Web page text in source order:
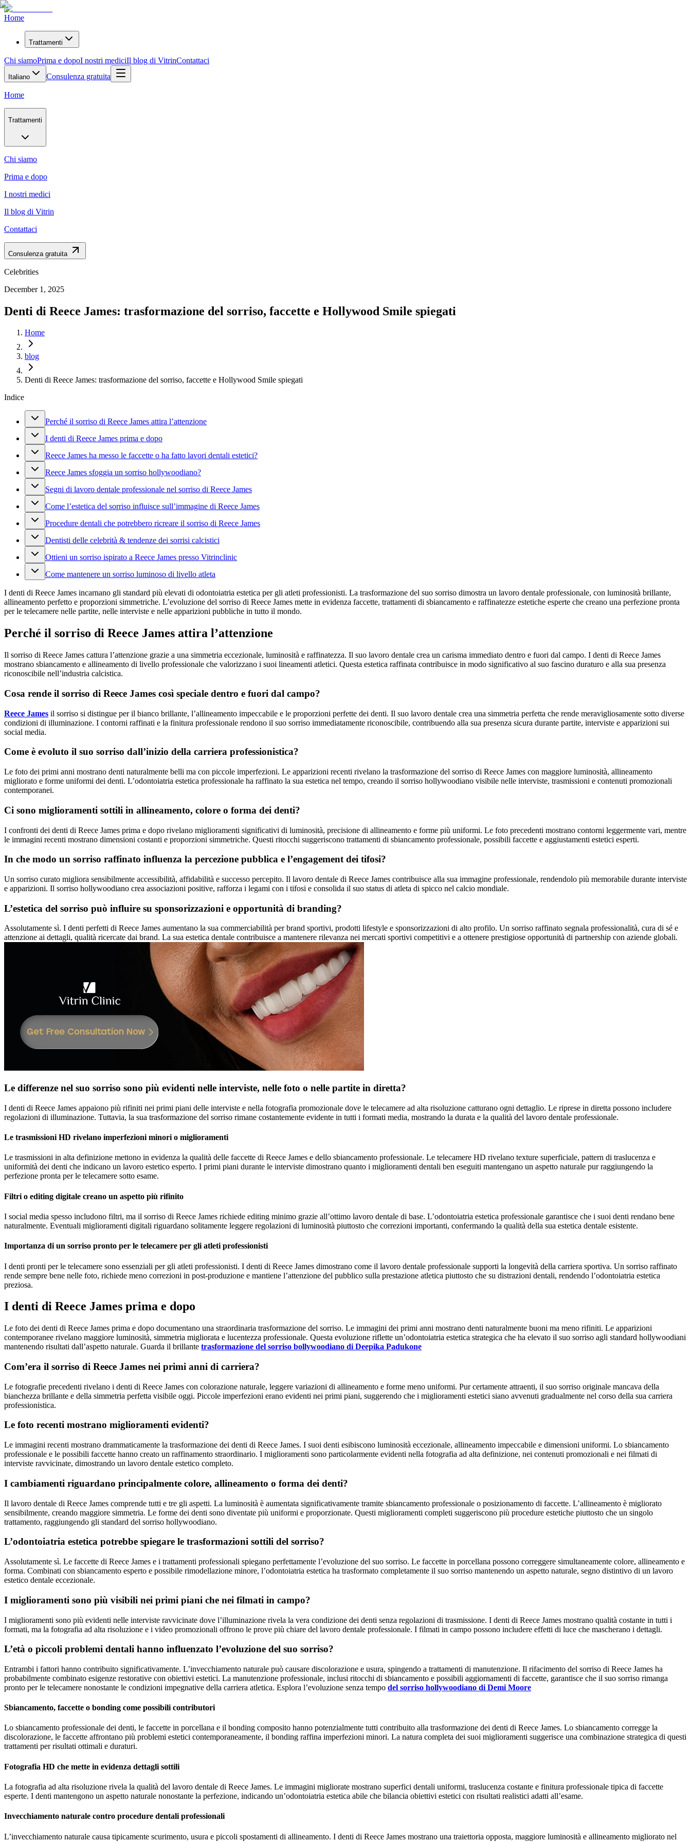
Home
Trattamenti
Chi siamoPrima e dopoI nostri mediciIl blog di VitrinContattaci
Italiano Consulenza gratuita
Home
Trattamenti
Chi siamo
Prima e dopo
I nostri medici
Il blog di Vitrin
Contattaci
Consulenza gratuita
Celebrities
December 1, 2025
Denti di Reece James: trasformazione del sorriso, faccette e Hollywood Smile spiegati
Home
blog
Denti di Reece James: trasformazione del sorriso, faccette e Hollywood Smile spiegati
Indice
Perché il sorriso di Reece James attira l’attenzione
I denti di Reece James prima e dopo
Reece James ha messo le faccette o ha fatto lavori dentali estetici?
Reece James sfoggia un sorriso hollywoodiano?
Segni di lavoro dentale professionale nel sorriso di Reece James
Come l’estetica del sorriso influisce sull’immagine di Reece James
Procedure dentali che potrebbero ricreare il sorriso di Reece James
Dentisti delle celebrità & tendenze dei sorrisi calcistici
Ottieni un sorriso ispirato a Reece James presso Vitrinclinic
Come mantenere un sorriso luminoso di livello atleta
I denti di Reece James incarnano gli standard più elevati di odontoiatria estetica per gli atleti professionisti. La trasformazione del suo sorriso dimostra un lavoro dentale professionale, con luminosità brillante,
allineamento perfetto e proporzioni simmetriche. L’evoluzione del sorriso di Reece James mette in evidenza faccette, trattamenti di sbiancamento e raffinatezze estetiche esperte che creano una perfezione pronta
per le telecamere nelle partite, nelle interviste e nelle apparizioni pubbliche in tutto il mondo.
Perché il sorriso di Reece James attira l’attenzione
Il sorriso di Reece James cattura l’attenzione grazie a una simmetria eccezionale, luminosità e raffinatezza. Il suo lavoro dentale crea un carisma immediato dentro e fuori dal campo. I denti di Reece James
mostrano sbiancamento e allineamento di livello professionale che valorizzano i suoi lineamenti atletici. Questa estetica raffinata contribuisce in modo significativo al suo fascino duraturo e alla sua presenza
riconoscibile nell’industria calcistica.
Cosa rende il sorriso di Reece James così speciale dentro e fuori dal campo?
Reece James il sorriso si distingue per il bianco brillante, l’allineamento impeccabile e le proporzioni perfette dei denti. Il suo lavoro dentale crea una simmetria perfetta che rende meravigliosamente sotto diverse
condizioni di illuminazione. I contorni raffinati e la finitura professionale rendono il suo sorriso immediatamente riconoscibile, contribuendo alla sua presenza sicura durante partite, interviste e apparizioni sui
social media.
Come è evoluto il suo sorriso dall’inizio della carriera professionistica?
Le foto dei primi anni mostrano denti naturalmente belli ma con piccole imperfezioni. Le apparizioni recenti rivelano la trasformazione del sorriso di Reece James con maggiore luminosità, allineamento
migliorato e forme uniformi dei denti. L’odontoiatria estetica professionale ha raffinato la sua estetica nel tempo, creando il sorriso hollywoodiano visibile nelle interviste, trasmissioni e contenuti promozionali
contemporanei.
Ci sono miglioramenti sottili in allineamento, colore o forma dei denti?
I confronti dei denti di Reece James prima e dopo rivelano miglioramenti significativi di luminosità, precisione di allineamento e forme più uniformi. Le foto precedenti mostrano contorni leggermente vari, mentre
le immagini recenti mostrano dimensioni costanti e proporzioni simmetriche. Questi ritocchi suggeriscono trattamenti di sbiancamento professionale, possibili faccette e aggiustamenti estetici esperti.
In che modo un sorriso raffinato influenza la percezione pubblica e l’engagement dei tifosi?
Un sorriso curato migliora sensibilmente accessibilità, affidabilità e successo percepito. Il lavoro dentale di Reece James contribuisce alla sua immagine professionale, rendendolo più memorabile durante interviste
e apparizioni. Il sorriso hollywoodiano crea associazioni positive, rafforza i legami con i tifosi e consolida il suo status di atleta di spicco nel calcio mondiale.
L’estetica del sorriso può influire su sponsorizzazioni e opportunità di branding?
Assolutamente sì. I denti perfetti di Reece James aumentano la sua commerciabilità per brand sportivi, prodotti lifestyle e sponsorizzazioni di alto profilo. Un sorriso raffinato segnala professionalità, cura di sé e
attenzione ai dettagli, qualità ricercate dai brand. La sua estetica dentale contribuisce a mantenere rilevanza nei mercati sportivi competitivi e a ottenere prestigiose opportunità di partnership con aziende globali.
Le differenze nel suo sorriso sono più evidenti nelle interviste, nelle foto o nelle partite in diretta?
I denti di Reece James appaiono più rifiniti nei primi piani delle interviste e nella fotografia promozionale dove le telecamere ad alta risoluzione catturano ogni dettaglio. Le riprese in diretta possono includere
regolazioni di illuminazione. Tuttavia, la sua trasformazione del sorriso rimane costantemente evidente in tutti i formati media, mostrando la durata e la qualità del lavoro dentale professionale.
Le trasmissioni HD rivelano imperfezioni minori o miglioramenti
Le trasmissioni in alta definizione mettono in evidenza la qualità delle faccette di Reece James e dello sbiancamento professionale. Le telecamere HD rivelano texture superficiale, pattern di traslucenza e
uniformità dei denti che indicano un lavoro estetico esperto. I primi piani durante le interviste dimostrano quanto i miglioramenti dentali ben eseguiti mantengano un aspetto naturale pur raggiungendo la
perfezione pronta per le telecamere sotto esame.
Filtri o editing digitale creano un aspetto più rifinito
I social media spesso includono filtri, ma il sorriso di Reece James richiede editing minimo grazie all’ottimo lavoro dentale di base. L’odontoiatria estetica professionale garantisce che i suoi denti rendano bene
naturalmente. Eventuali miglioramenti digitali riguardano solitamente leggere regolazioni di luminosità piuttosto che correzioni importanti, confermando la qualità della sua estetica dentale esistente.
Importanza di un sorriso pronto per le telecamere per gli atleti professionisti
I denti pronti per le telecamere sono essenziali per gli atleti professionisti. I denti di Reece James dimostrano come il lavoro dentale professionale supporti la longevità della carriera sportiva. Un sorriso raffinato
rende sempre bene nelle foto, richiede meno correzioni in post-produzione e mantiene l’attenzione del pubblico sulla prestazione atletica piuttosto che su distrazioni dentali, rendendo l’odontoiatria estetica
preziosa.
I denti di Reece James prima e dopo
Le foto dei denti di Reece James prima e dopo documentano una straordinaria trasformazione del sorriso. Le immagini dei primi anni mostrano denti naturalmente buoni ma meno rifiniti. Le apparizioni
contemporanee rivelano maggiore luminosità, simmetria migliorata e lucentezza professionale. Questa evoluzione riflette un’odontoiatria estetica strategica che ha elevato il suo sorriso agli standard hollywoodiani
mantenendo risultati dall’aspetto naturale. Guarda il brillante trasformazione del sorriso bollywoodiano di Deepika Padukone
Com’era il sorriso di Reece James nei primi anni di carriera?
Le fotografie precedenti rivelano i denti di Reece James con colorazione naturale, leggere variazioni di allineamento e forme meno uniformi. Pur certamente attraenti, il suo sorriso originale mancava della
bianchezza brillante e della simmetria perfetta visibile oggi. Piccole imperfezioni erano evidenti nei primi piani, suggerendo che i miglioramenti estetici siano avvenuti gradualmente nel corso della sua carriera
professionistica.
Le foto recenti mostrano miglioramenti evidenti?
Le immagini recenti mostrano drammaticamente la trasformazione dei denti di Reece James. I suoi denti esibiscono luminosità eccezionale, allineamento impeccabile e dimensioni uniformi. Lo sbiancamento
professionale e le possibili faccette hanno creato un raffinamento straordinario. I miglioramenti sono particolarmente evidenti nella fotografia ad alta definizione, nei contenuti promozionali e nei filmati di
interviste ravvicinate, dimostrando un lavoro dentale estetico completo.
I cambiamenti riguardano principalmente colore, allineamento o forma dei denti?
Il lavoro dentale di Reece James comprende tutti e tre gli aspetti. La luminosità è aumentata significativamente tramite sbiancamento professionale o posizionamento di faccette. L’allineamento è migliorato
sensibilmente, creando maggiore simmetria. Le forme dei denti sono diventate più uniformi e proporzionate. Questi miglioramenti completi suggeriscono più procedure estetiche piuttosto che un singolo
trattamento, raggiungendo gli standard del sorriso hollywoodiano.
L’odontoiatria estetica potrebbe spiegare le trasformazioni sottili del sorriso?
Assolutamente sì. Le faccette di Reece James e i trattamenti professionali spiegano perfettamente l’evoluzione del suo sorriso. Le faccette in porcellana possono correggere simultaneamente colore, allineamento e
forma. Combinati con sbiancamento esperto e possibile rimodellazione minore, l’odontoiatria estetica ha trasformato completamente il suo sorriso mantenendo un aspetto naturale, segno distintivo di un lavoro
estetico dentale eccezionale.
I miglioramenti sono più visibili nei primi piani che nei filmati in campo?
I miglioramenti sono più evidenti nelle interviste ravvicinate dove l’illuminazione rivela la vera condizione dei denti senza regolazioni di trasmissione. I denti di Reece James mostrano qualità costante in tutti i
formati, ma la fotografia ad alta risoluzione e i video promozionali offrono le prove più chiare del lavoro dentale professionale. I filmati in campo possono includere effetti di luce che mascherano i dettagli.
L’età o piccoli problemi dentali hanno influenzato l’evoluzione del suo sorriso?
Entrambi i fattori hanno contribuito significativamente. L’invecchiamento naturale può causare discolorazione e usura, spingendo a trattamenti di manutenzione. Il rifacimento del sorriso di Reece James ha
probabilmente combinato esigenze restorative con obiettivi estetici. La manutenzione professionale, inclusi ritocchi di sbiancamento e possibili aggiornamenti di faccette, garantisce che il suo sorriso rimanga
pronto per le telecamere nonostante le condizioni impegnative della carriera atletica. Esplora l’evoluzione senza tempo del sorriso hollywoodiano di Demi Moore
Sbiancamento, faccette o bonding come possibili contributori
Lo sbiancamento professionale dei denti, le faccette in porcellana e il bonding composito hanno potenzialmente tutti contribuito alla trasformazione dei denti di Reece James. Lo sbiancamento corregge la
discolorazione, le faccette affrontano più problemi estetici contemporaneamente, il bonding raffina imperfezioni minori. La natura completa dei suoi miglioramenti suggerisce una combinazione strategica di questi
trattamenti per risultati ottimali e duraturi.
Fotografia HD che mette in evidenza dettagli sottili
La fotografia ad alta risoluzione rivela la qualità del lavoro dentale di Reece James. Le immagini migliorate mostrano superfici dentali uniformi, traslucenza costante e finitura professionale tipica di faccette
esperte. I denti mantengono un aspetto naturale nonostante la perfezione, indicando un’odontoiatria estetica abile che bilancia obiettivi estetici con risultati realistici adatti all’esame.
Invecchiamento naturale contro procedure dentali professionali
L’invecchiamento naturale causa tipicamente scurimento, usura e piccoli spostamenti di allineamento. I denti di Reece James mostrano una traiettoria opposta, maggiore luminosità e allineamento migliorato nel